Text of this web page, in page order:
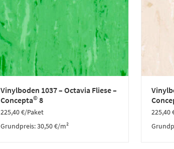
Vinylboden 1037 – Octavia Fliese –
Concepta© 8
225,40€/Paket
Grundpreis:30,50€/m²
225,40